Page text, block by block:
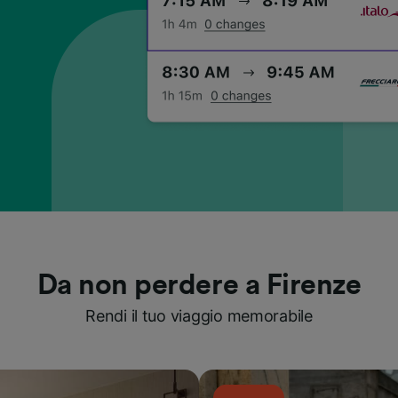
Da non perdere a Firenze
Rendi il tuo viaggio memorabile